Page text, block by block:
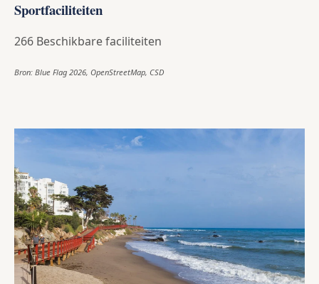
Sportfaciliteiten
266 Beschikbare faciliteiten
Bron: Blue Flag 2026, OpenStreetMap, CSD